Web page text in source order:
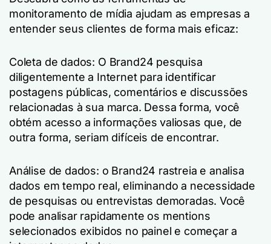
monitoramento de mídia ajudam as empresas a
entender seus clientes de forma mais eficaz:
Coleta de dados: O Brand24 pesquisa
diligentemente a Internet para identificar
postagens públicas, comentários e discussões
relacionadas à sua marca. Dessa forma, você
obtém acesso a informações valiosas que, de
outra forma, seriam difíceis de encontrar.
Análise de dados: o Brand24 rastreia e analisa
dados em tempo real, eliminando a necessidade
de pesquisas ou entrevistas demoradas. Você
pode analisar rapidamente os mentions
selecionados exibidos no painel e começar a